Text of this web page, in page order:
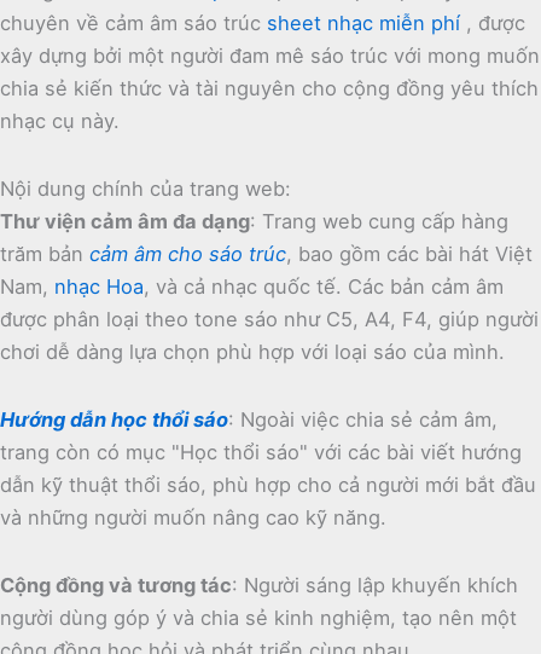
chuyên về cảm âm sáo trúc sheet nhạc miễn phí , được
xây dựng bởi một người đam mê sáo trúc với mong muốn
chia sẻ kiến thức và tài nguyên cho cộng đồng yêu thích
nhạc cụ này.
Nội dung chính của trang web:
Thư viện cảm âm đa dạng: Trang web cung cấp hàng
trăm bản cảm âm cho sáo trúc, bao gồm các bài hát Việt
Nam, nhạc Hoa, và cả nhạc quốc tế. Các bản cảm âm
được phân loại theo tone sáo như C5, A4, F4, giúp người
chơi dễ dàng lựa chọn phù hợp với loại sáo của mình.
Hướng dẫn học thổi sáo: Ngoài việc chia sẻ cảm âm,
trang còn có mục "Học thổi sáo" với các bài viết hướng
dẫn kỹ thuật thổi sáo, phù hợp cho cả người mới bắt đầu
và những người muốn nâng cao kỹ năng.
Cộng đồng và tương tác: Người sáng lập khuyến khích
người dùng góp ý và chia sẻ kinh nghiệm, tạo nên một